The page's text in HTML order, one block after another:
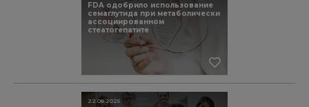
FDA одобрило использование
семаглутида при метаболически
ассоциированном
стеатогепатите
22.08.2025